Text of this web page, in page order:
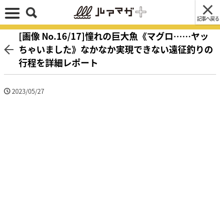
記事へ戻る
[画像 No.16/17]憧れの巨大魚《マグロ……ヤッ
ちゃいました》なかなか実現できない遠征釣りの
行程を詳細レポート
2023/05/27